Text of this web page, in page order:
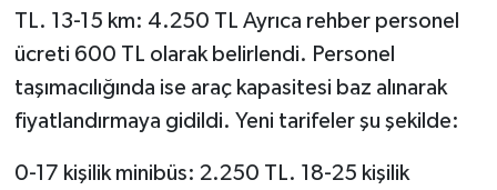
TL. 13-15 km: 4.250 TL Ayrıca rehber personel
ücreti 600 TL olarak belirlendi. Personel
taşımacılığında ise araç kapasitesi baz alınarak
fiyatlandırmaya gidildi. Yeni tarifeler şu şekilde:
0-17 kişilik minibüs: 2.250 TL. 18-25 kişilik